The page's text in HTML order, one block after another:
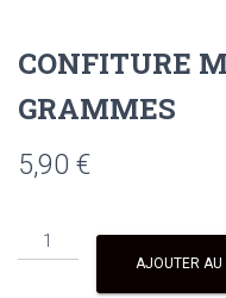
CONFITURE
GRAMMES
5,90 €
AJOUTER AU